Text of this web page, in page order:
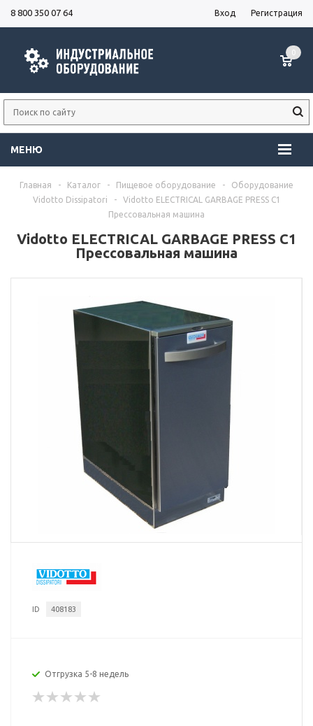
8 800 350 07 64 Вход Регистрация
МЕНЮ
0
Главная - Каталог - Пищевое оборудование -
Оборудование
Vidotto Dissipatori
-
Vidotto ELECTRICAL GARBAGE PRESS C1
Прессовальная машина
Vidotto ELECTRICAL GARBAGE PRESS C1
Прессовальная машина
ID 408183
Отгрузка 5-8 недель